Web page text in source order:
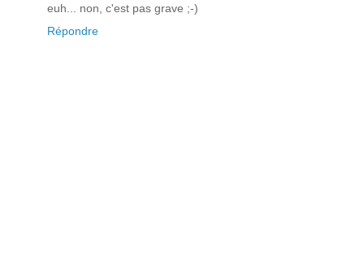
euh... non, c'est pas grave ;-)
Répondre